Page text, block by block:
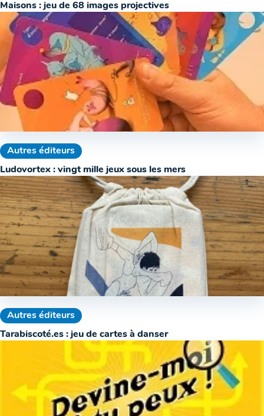
Maisons : jeu de 68 images projectives
Autres éditeurs
Ludovortex : vingt mille jeux sous les mers
Autres éditeurs
Tarabiscoté.es : jeu de cartes à danser